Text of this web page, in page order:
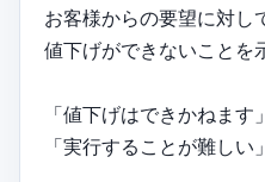
お客様からの要望に対し
値下げができないことを
「値下げはできかねま
「実行することが難しい